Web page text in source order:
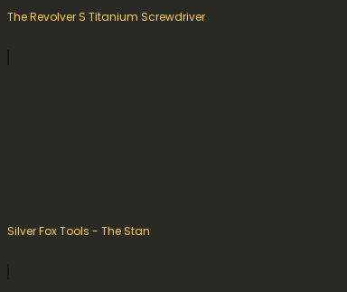
The Revolver S Titanium Screwdriver
Silver Fox Tools - The Stan